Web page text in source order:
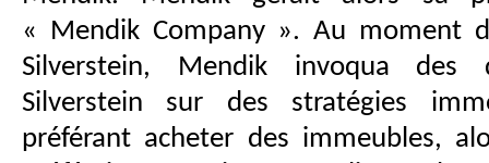
« Mendik Company ». Au moment
Silverstein, Mendik invoqua des
Silverstein sur des stratégies
préférant acheter des immeubles,